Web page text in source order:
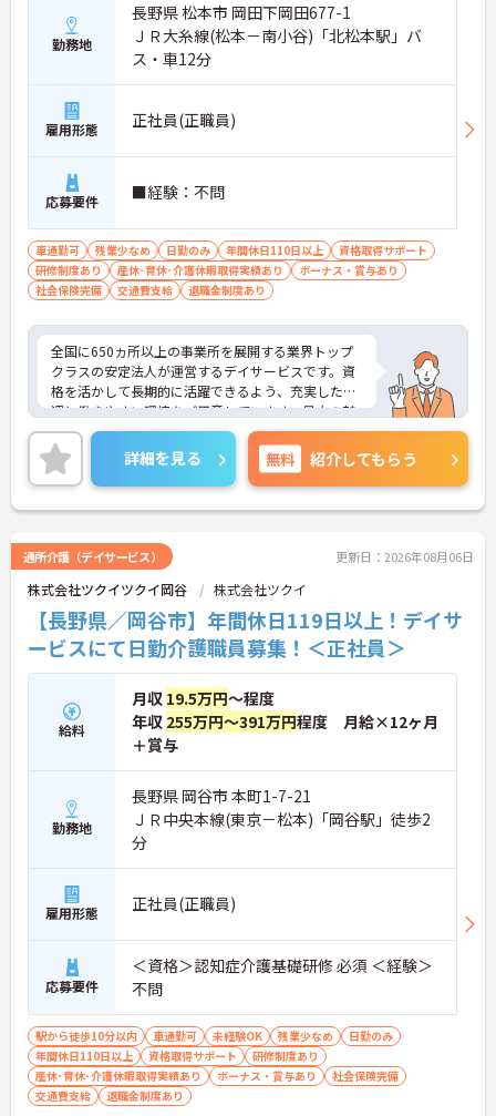
勤務地
長野県 松本市 岡田下岡田677-1
ＪＲ大糸線(松本－南小谷)「北松本駅」バ
ス・車12分
雇用形態 正社員(正職員)
応募要件 ■経験：不問
車通勤可 残業少なめ 日勤のみ 年間休日110日以上
資格取得サポート
研修制度あり
産休･育休･介護休暇取得実績あり
ボーナス・賞与あり
社会保険完備
交通費支給 退職金制度あり
全国に650ヵ所以上の事業所を展開する業界トップ
クラスの安定法人が運営するデイサービスです。資
格を活かして長期的に活躍できるよう、充実した待
遇と働きやすい環境をご用意しています。最大の魅
力は夜勤なしの日勤のみで年間休日は119日しっか
り確保できる点にあります。毎月付与されるリフレ
ッシュ休暇を利用して連休の取得も可能です。ま
た、子育てサポート企業として「くるみん認定」を
取得しており、こども休暇や充実した扶養手当など
入社後1年間は専用のチューターがつき手厚くフォ
ローするため、新しい環境への不安を軽減できま
す。最大185万円の賞与支給の実績や、宿泊費補助
等の独自の福利厚生制度も備わっており、有資格者
の方がご自身の個性を大切にしながらやりがいを持
って働き続けられるおすすめの職場です。
★おすすめPOINT★
【夜勤なし×年間休日119日！オンオフのメリハリ
をつけて働ける環境です】
・身体への負担が少ない夜勤なしの勤務で年間休日
119日がしっかりと確保されています
・毎月1日付与されるリフレッシュ休暇と有給を組
み合わせて連休を取得しプライベートを満喫できま
す
・子育てサポート企業として「くるみん認定」を取
得しており未就学児向けのこども休暇など支援体制
が万全です
【賞与実績最大185万円◎大手法人ならではの手厚
の賞与や配偶者・お子様への手厚い扶養手当を支給
しています
S」や勤続3年以上の退職金制度を完備しています
・社内規定の範囲内で髪色や髪型をはじめネイルや
まつげエクステが自由であり自分らしさを大切に働
けます
【有資格者のキャリアパス！手厚いチューター制度
詳細を見る 無料 紹介してもらう
通所介護（デイサービス） 更新日：2026年08月06日
株式会社ツクイツクイ岡谷 株式会社ツクイ
【長野県／岡谷市】年間休日119日以上！デイサ
ービスにて日勤介護職員募集！＜正社員＞
給料
月収 19.5万円～程度
年収 255万円～391万円程度 月給×12ヶ月
＋賞与
勤務地
長野県 岡谷市 本町1-7-21
ＪＲ中央本線(東京－松本)「岡谷駅」徒歩2
分
雇用形態 正社員(正職員)
応募要件
＜資格＞認知症介護基礎研修 必須 ＜経験＞
不問
駅から徒歩10分以内 車通勤可 未経験OK 残業少なめ
日勤のみ
年間休日110日以上
資格取得サポート
研修制度あり
産休･育休･介護休暇取得実績あり
ボーナス・賞与あり
社会保険完備
交通費支給
退職金制度あり